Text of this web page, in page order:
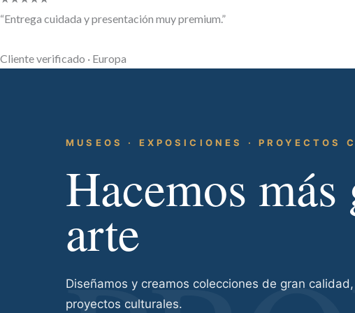
“Entrega cuidada y presentación muy premium.”
Cliente verificado · Europa
MUSEOS · EXPOSICIONES · PROYECTOS
Hacemos
arte
Diseñamos y creamos colecciones de gran
proyectos culturales.